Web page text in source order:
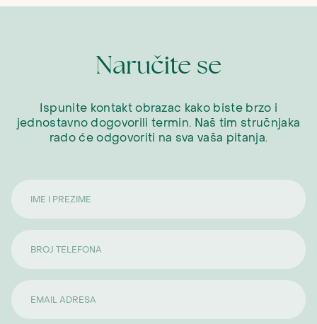
Naručite se
Ispunite kontakt obrazac kako biste brzo i
jednostavno dogovorili termin. Naš tim stručnjaka
rado će odgovoriti na sva vaša pitanja.